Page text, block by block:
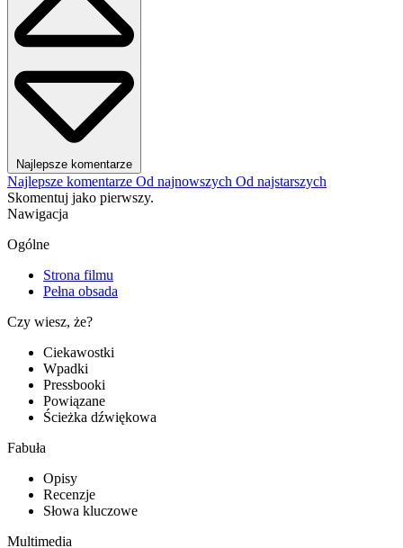
Najlepsze komentarze
Najlepsze komentarze Od najnowszych Od najstarszych
Skomentuj jako pierwszy.
Nawigacja
Ogólne
Strona filmu
Pełna obsada
Czy wiesz, że?
Ciekawostki
Wpadki
Pressbooki
Powiązane
Ścieżka dźwiękowa
Fabuła
Opisy
Recenzje
Słowa kluczowe
Multimedia